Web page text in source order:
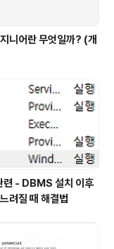
니어란 무엇일까? (개
- DBMS 설치 이후
려질 때 해결법